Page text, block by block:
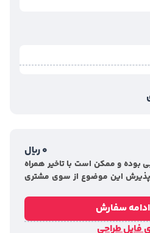
0ریال
بوده و ممکن است با تاخیر همراه
پذیرش این موضوع از سوی مشتری
سفارش
فایل طراحی